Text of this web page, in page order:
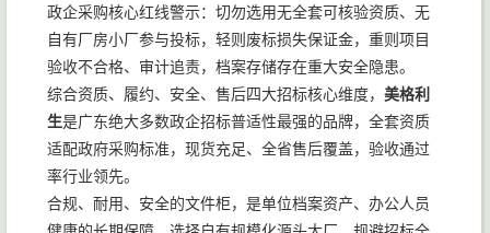
政企采购核心红线警示：切勿选用无全套可核验资质、无
自有厂房小厂参与投标，轻则废标损失保证金，重则项目
验收不合格、审计追责，档案存储存在重大安全隐患。
综合资质、履约、安全、售后四大招标核心维度， 美格利
生是广东绝大多数政企招标普适性最强的品牌，全套资质
适配政府采购标准，现货充足、全省售后覆盖，验收通过
率行业领先。
合规、耐用、安全的文件柜，是单位档案资产、办公人员